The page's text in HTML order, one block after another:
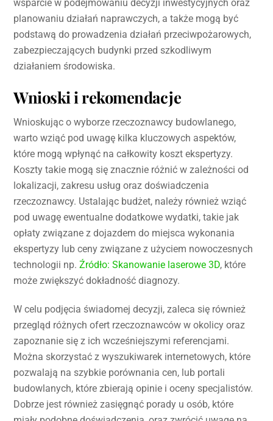
wsparcie w podejmowaniu decyzji inwestycyjnych oraz
planowaniu działań naprawczych, a także mogą być
podstawą do prowadzenia działań przeciwpożarowych,
zabezpieczających budynki przed szkodliwym
działaniem środowiska.
Wnioski i rekomendacje
Wnioskując o wyborze rzeczoznawcy budowlanego,
warto wziąć pod uwagę kilka kluczowych aspektów,
które mogą wpłynąć na całkowity koszt ekspertyzy.
Koszty takie mogą się znacznie różnić w zależności od
lokalizacji, zakresu usług oraz doświadczenia
rzeczoznawcy. Ustalając budżet, należy również wziąć
pod uwagę ewentualne dodatkowe wydatki, takie jak
opłaty związane z dojazdem do miejsca wykonania
ekspertyzy lub ceny związane z użyciem nowoczesnych
technologii np.Źródło: Skanowanie laserowe 3D, które
może zwiększyć dokładność diagnozy.
W celu podjęcia świadomej decyzji, zaleca się również
przegląd różnych ofert rzeczoznawców w okolicy oraz
zapoznanie się z ich wcześniejszymi referencjami.
Można skorzystać z wyszukiwarek internetowych, które
pozwalają na szybkie porównania cen, lub portali
budowlanych, które zbierają opinie i oceny specjalistów.
Dobrze jest również zasięgnąć porady u osób, które